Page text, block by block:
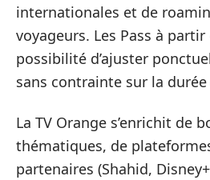
internationales et de
voyageurs. Les Pass à
possibilité d’ajuster
sans contrainte sur la durée
La TV Orange s’enrichit de
thématiques, de
partenaires (Shahid,